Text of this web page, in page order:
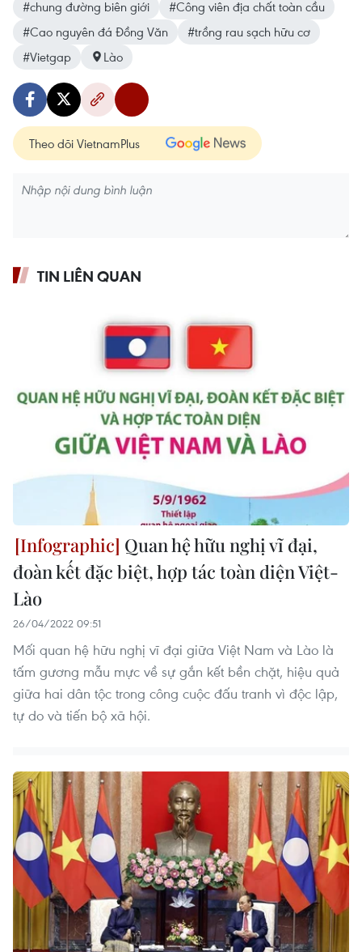
#chung đường biên giới
#Công viên địa chất toàn cầu
#Cao nguyên đá Đồng Văn
#trồng rau sạch hữu cơ
#Vietgap
Lào
Theo dõi VietnamPlus
TIN LIÊN QUAN
Quan hệ hữu nghị vĩ đại,
đoàn kết đặc biệt, hợp tác toàn diện Việt-
Lào
26/04/2022 09:51
Mối quan hệ hữu nghị vĩ đại giữa Việt Nam và Lào là
tấm gương mẫu mực về sự gắn kết bền chặt, hiệu quả
giữa hai dân tộc trong công cuộc đấu tranh vì độc lập,
tự do và tiến bộ xã hội.